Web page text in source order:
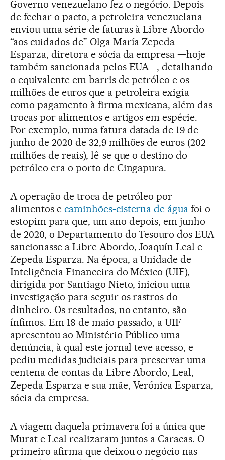
Governo venezuelano fez o negócio. Depois
de fechar o pacto, a petroleira venezuelana
enviou uma série de faturas à Libre Abordo
“aos cuidados de” Olga María Zepeda
Esparza, diretora e sócia da empresa —hoje
também sancionada pelos EUA—, detalhando
o equivalente em barris de petróleo e os
milhões de euros que a petroleira exigia
como pagamento à firma mexicana, além das
trocas por alimentos e artigos em espécie.
Por exemplo, numa fatura datada de 19 de
junho de 2020 de 32,9 milhões de euros (202
milhões de reais), lê-se que o destino do
petróleo era o porto de Cingapura.
A operação de troca de petróleo por
alimentos e caminhões-cisterna de água foi o
estopim para que, um ano depois, em junho
de 2020, o Departamento do Tesouro dos EUA
sancionasse a Libre Abordo, Joaquín Leal e
Zepeda Esparza. Na época, a Unidade de
Inteligência Financeira do México (UIF),
dirigida por Santiago Nieto, iniciou uma
investigação para seguir os rastros do
dinheiro. Os resultados, no entanto, são
ínfimos. Em 18 de maio passado, a UIF
apresentou ao Ministério Público uma
denúncia, à qual este jornal teve acesso, e
pediu medidas judiciais para preservar uma
centena de contas da Libre Abordo, Leal,
Zepeda Esparza e sua mãe, Verónica Esparza,
sócia da empresa.
A viagem daquela primavera foi a única que
Murat e Leal realizaram juntos a Caracas. O
primeiro afirma que deixou o negócio nas